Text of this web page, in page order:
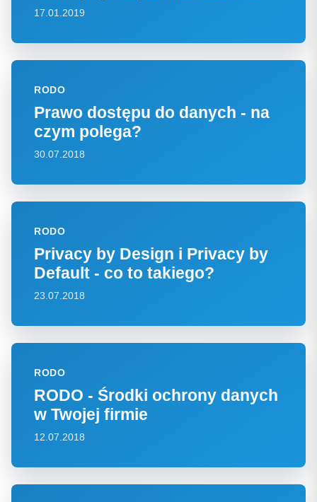
17.01.2019
RODO
Prawo dostępu do danych - na
czym polega?
30.07.2018
RODO
Privacy by Design i Privacy by
Default - co to takiego?
23.07.2018
RODO
RODO - Środki ochrony danych
w Twojej firmie
12.07.2018